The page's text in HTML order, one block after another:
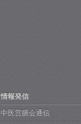
情報発信
中医営膳会通信